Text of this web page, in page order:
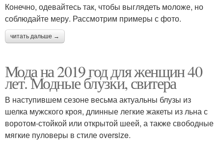
Конечно, одевайтесь так, чтобы выглядеть моложе, но
соблюдайте меру. Рассмотрим примеры с фото.
читать дальше →
Мода на 2019 год для женщин 40
лет. Модные блузки, свитера
В наступившем сезоне весьма актуальны блузы из
шелка мужского кроя, длинные легкие жакеты из льна с
воротом-стойкой или открытой шеей, а также свободные
мягкие пуловеры в стиле oversize.